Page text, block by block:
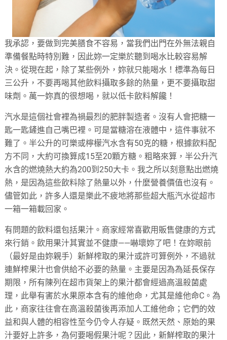
我承認，要做到完美膳食不容易，當我們出門在外無法親自
準備餐點時特別難，因此妳一定樂於聽到喝水比較容易解
決。從現在起，除了某些例外，妳就只能喝水！標準為每日
三公升，不要再喝其他飲料攝取多餘的熱量，更不要攝取甜
味劑。萬一妳真的很想喝，就以低卡飲料解饞！
汽水是這個社會裡為禍最烈的肥胖製造者。沒有人會把糖一
匙一匙鏟進自己嘴巴裡。可是當糖溶在液體中，這件事就不
難了。半公升的可樂或檸檬汽水含有50克的糖，根據飲料配
方不同，大約可換算成15至20顆方糖。粗略來算，半公升汽
水含的燃燒熱大約為200到250大卡。我之所以刻意點出燃燒
熱，是因為這些飲料除了熱量以外，什麼營養價值也沒有。
儘管如此，許多人還是樂此不疲地將那些超大瓶汽水從超市
一箱一箱載回家。
有問題的飲料還包括果汁。商家經常喜歡用販售健康的方式
來行銷。飲用果汁其實並不健康——嚇壞妳了吧！在妳眼前
（最好是由妳親手）新鮮榨取的果汁或許可算例外，不過就
連鮮榨果汁也會供給不必要的熱量。主要是因為為延長保存
期限，所有陳列在超市貨架上的果汁都會經過高溫殺菌處
理，此舉有害於水果原本含有的維他命，尤其是維他命C。為
此，商家往往會在高溫殺菌後再添加人工維他命；它們的效
益和與人體的相容性至今仍令人存疑。既然天然、原始的果
汁要好上許多，為何要喝假果汁呢？因此，新鮮榨取的果汁